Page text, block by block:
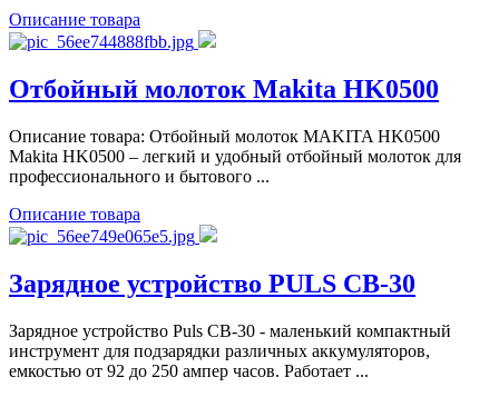
Описание товара
Отбойный молоток Makita HK0500
Описание товара: Отбойный молоток MAKITA HK0500
Makita HK0500 – легкий и удобный отбойный молоток для
профессионального и бытового ...
Описание товара
Зарядное устройство PULS CB-30
Зарядное устройство Puls CB-30 - маленький компактный
инструмент для подзарядки различных аккумуляторов,
емкостью от 92 до 250 ампер часов. Работает ...